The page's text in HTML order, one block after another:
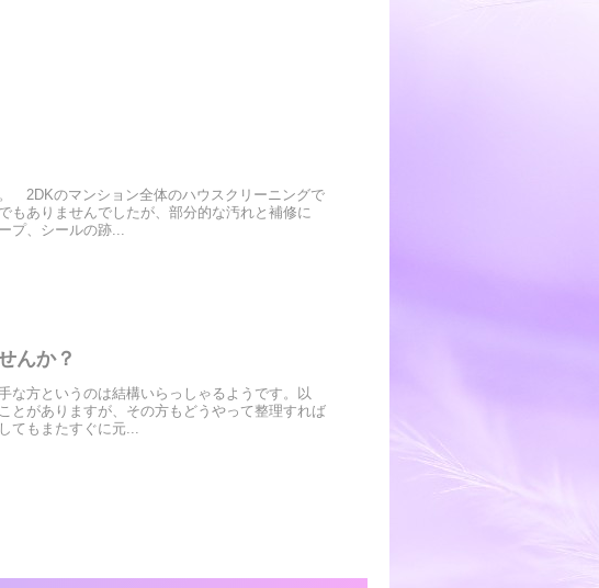
2DKのマンション全体のハウスクリーニングで
もありませんでしたが、部分的な汚れと補修に
プ、シールの跡...
んか？
な方というのは結構いらっしゃるようです。以
とがありますが、その方もどうやって整理すれば
てもまたすぐに元...